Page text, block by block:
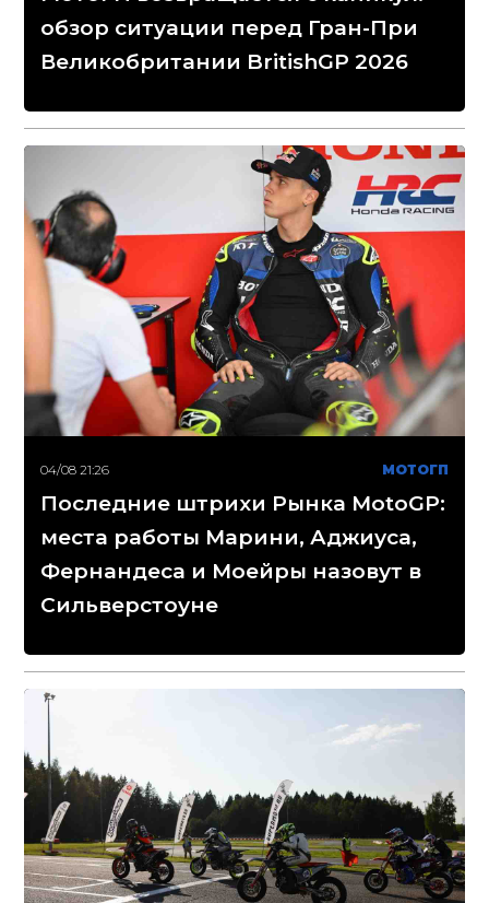
обзор ситуации перед Гран-При
Великобритании BritishGP 2026
04/08 21:26 МОТОГП
Последние штрихи Рынка MotoGP:
места работы Марини, Аджиуса,
Фернандеса и Моейры назовут в
Сильверстоуне